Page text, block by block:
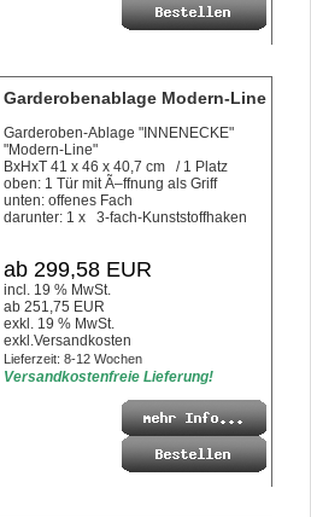
Garderobenablage Modern-Line
Garderoben-Ablage "INNENECKE"
"Modern-Line"
BxHxT 41 x 46 x 40,7 cm / 1 Platz
oben: 1 Tür mit Ã–ffnung als Griff
unten: offenes Fach
darunter: 1 x 3-fach-Kunststoffhaken
ab 299,58 EUR
incl. 19 % MwSt.
ab 251,75 EUR
exkl. 19 % MwSt.
exkl.Versandkosten
Lieferzeit: 8-12 Wochen
Versandkostenfreie Lieferung!